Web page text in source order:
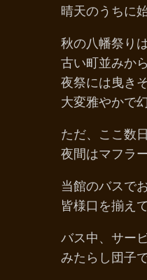
晴天のうちに
秋の八幡祭り
古い町並みか
夜祭には曳き
大変雅やかで
ただ、ここ数
夜間はマフラ
当館のバスで
皆様口を揃え
バス中、サー
みたらし団子